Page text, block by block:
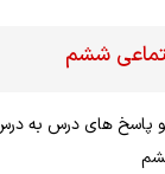
ششم
پاسخ های درس به